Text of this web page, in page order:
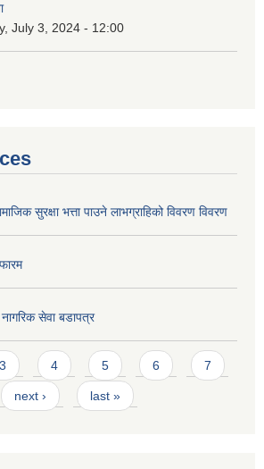
July 3, 2024 - 12:00
सुरक्षा भत्ता पाउने लाभग्राहिको विवरण विवरण
सेवा बडापत्र
3 4 5 6 7
next › last »